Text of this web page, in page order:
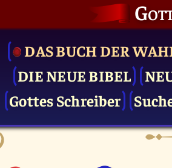
DAS BUCH DER
DIE NEUE BIBEL
Gottes Schreiber